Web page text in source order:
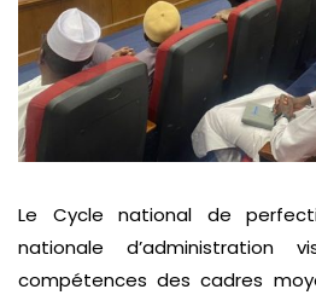
Le Cycle national de
nationale d’administration
compétences des cadres